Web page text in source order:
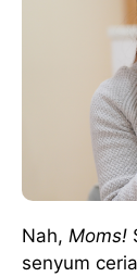
Nah, Moms!
senyum